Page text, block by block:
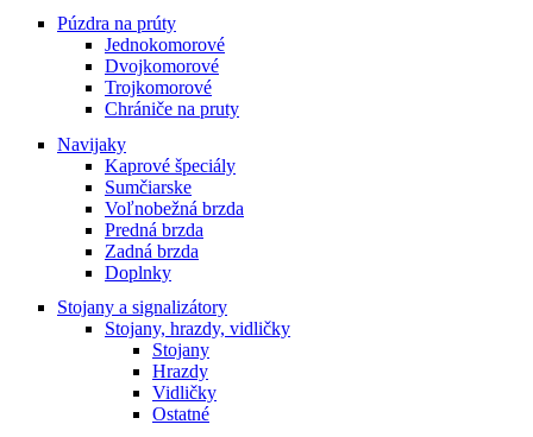
Púzdra na prúty
Jednokomorové
Dvojkomorové
Trojkomorové
Chrániče na pruty
Navijaky
Kaprové špeciály
Sumčiarske
Voľnobežná brzda
Predná brzda
Zadná brzda
Doplnky
Stojany a signalizátory
Stojany, hrazdy, vidličky
Stojany
Hrazdy
Vidličky
Ostatné